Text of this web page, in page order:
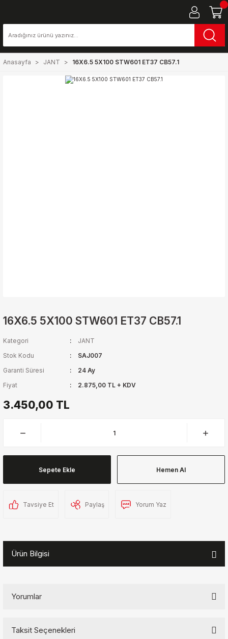
Anasayfa JANT 16X6.5 5X100 STW601 ET37 CB57.1
16X6.5 5X100 STW601 ET37 CB57.1
Kategori
JANT
Stok Kodu
SAJ007
Garanti Süresi
24 Ay
Fiyat
2.875,00 TL + KDV
3.450,00 TL
Sepete Ekle Hemen Al
Tavsiye Et Paylaş Yorum Yaz
Ürün Bilgisi
Yorumlar
Taksit Seçenekleri